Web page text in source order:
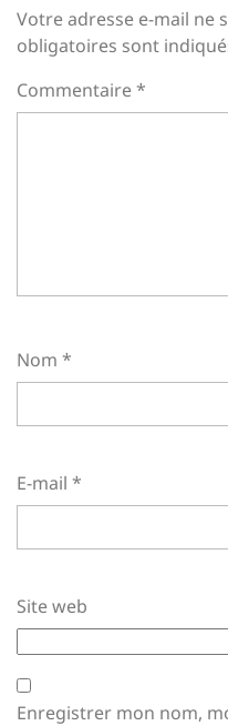
Votre adresse e-mail ne
obligatoires sont
Commentaire*
Nom *
E-mail *
Site web
Enregistrer mon nom,